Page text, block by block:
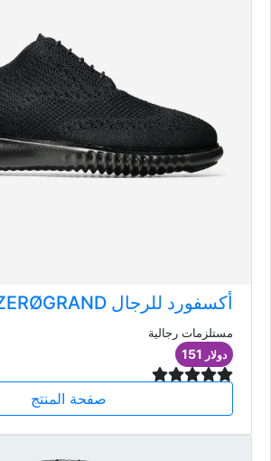
2.ZERØGRAND أكسفورد للرجال
مستلزمات رجالية
151 دولار
صفحة المنتج